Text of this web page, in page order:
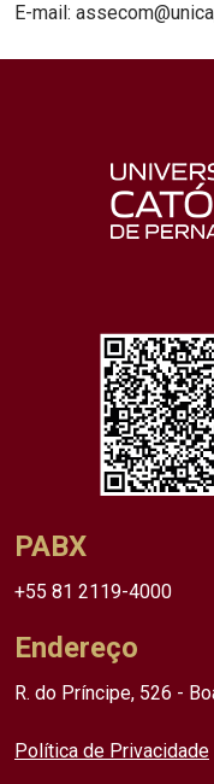
E-mail:
PABX
+55 81 2119-4000
Endereço
R. do Príncipe, 526 -
Política de Privacidade